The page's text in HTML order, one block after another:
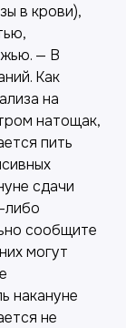
в крови),
— В
Как
на
натощак,
пить
сдачи
либо
сообщите
могут
накануне
не